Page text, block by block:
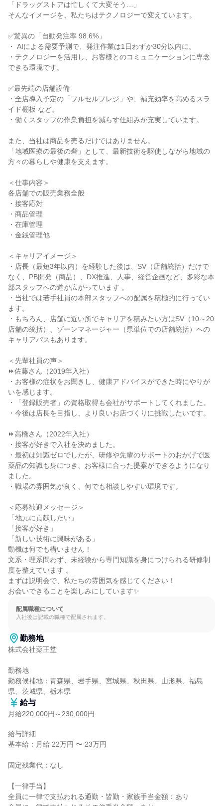
「ドラッグストアは忙しくて大変そう…」
そんなイメージを、私たちはテクノロジーで変えています。
✅驚異の「自動発注率 98.6%」
・ AIによる需要予測で、発注作業は1日わずか30分以内に。
・テクノロジーを活用し、お客様とのコミュニケーションに専念
できる環境です。
✅最先端の店舗設備
・全店導入予定の「フルセルフレジ」や、補充効率を高めるスラ
イド棚板 など。
・働くスタッフの作業負担を減らす仕組みが充実しています。
また、当社は商品を売るだけではありません。
「地域医療の最後の砦」として、最新技術を駆使しながら地域の
方々の暮らしや健康を支えます。
＜仕事内容＞
各店舗での販売業務全般
・接客応対
・商品管理
・在庫管理
・金銭管理他
＜キャリアイメージ＞
・店長（最短3年以内）を経験した後は、SV（店舗統括）だけで
なく、PB開発（商品）、DX推進、人事、経営企画など、多彩な本
部スタッフへの道が広がっています 。
・当社では若手社員の本部スタッフへの配属を積極的に行ってい
ます。
・もちろん、店舗に近い所でキャリアを積みたい方はSV（10～20
店舗の統括）、ゾーンマネージャー（県単位での店舗統括）への
キャリアパスもあります。
＜先輩社員の声＞
⏩佐藤さん（2019年入社）
・お客様の症状をお聞きし、健康アドバイスができた時にやりが
いを感じます。
・「登録販売者」の資格取得も会社がサポートしてくれました。
・今後は店長を目指し、より良いお店づくりに挑戦したいです。
⏩高橋さん（2022年入社）
・接客が好きで入社を決めました。
・最初は知識ゼロでしたが、研修や先輩のサポートのおかげで医
薬品の知識も身につき、お客様に合った提案ができるようになり
ました。
・職場の雰囲気が良く、何でも相談しやすい環境です。
＜応募歓迎メッセージ＞
「地元に貢献したい」
「接客が好き」
「新しい技術に興味がある」
動機は何でも構いません！
文系・理系問わず、未経験から専門知識を身につけられる研修制
度を整えています 。
まずは説明会で、私たちの雰囲気を感じてください！
お会いできることを楽しみにしています✨
配属職種について
入社後は記載の職種で配属されます。
勤務地
株式会社薬王堂
勤務地
勤務候補地：青森県、岩手県、宮城県、秋田県、山形県、福島
県、茨城県、栃木県
給与
月給220,000円～230,000円
給与詳細
基本給：月給 22万円 〜 23万円
固定残業代：なし
【一律手当】
全員に一律で支払われる通勤・皆勤・家族手当金額：あり